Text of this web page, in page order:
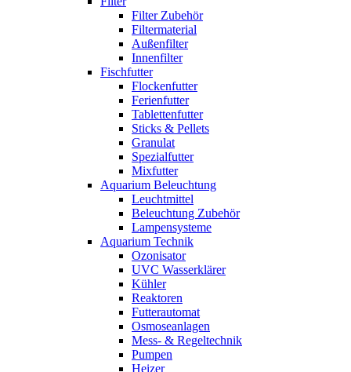
Filter Zubehör
Filtermaterial
Außenfilter
Innenfilter
Fischfutter
Flockenfutter
Ferienfutter
Tablettenfutter
Sticks & Pellets
Granulat
Spezialfutter
Mixfutter
Aquarium Beleuchtung
Leuchtmittel
Beleuchtung Zubehör
Lampensysteme
Aquarium Technik
Ozonisator
UVC Wasserklärer
Kühler
Reaktoren
Futterautomat
Osmoseanlagen
Mess- & Regeltechnik
Pumpen
Heizer